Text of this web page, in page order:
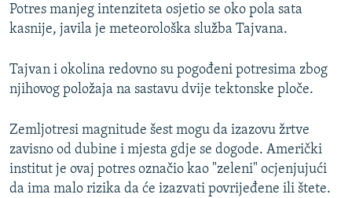
Potres manjeg intenziteta osjetio se oko pola sata
kasnije, javila je meteorološka služba Tajvana.
Tajvan i okolina redovno su pogođeni potresima zbog
njihovog položaja na sastavu dvije tektonske ploče.
Zemljotresi magnitude šest mogu da izazovu žrtve
zavisno od dubine i mjesta gdje se dogode. Američki
institut je ovaj potres označio kao "zeleni" ocjenjujući
da ima malo rizika da će izazvati povrijeđene ili štete.